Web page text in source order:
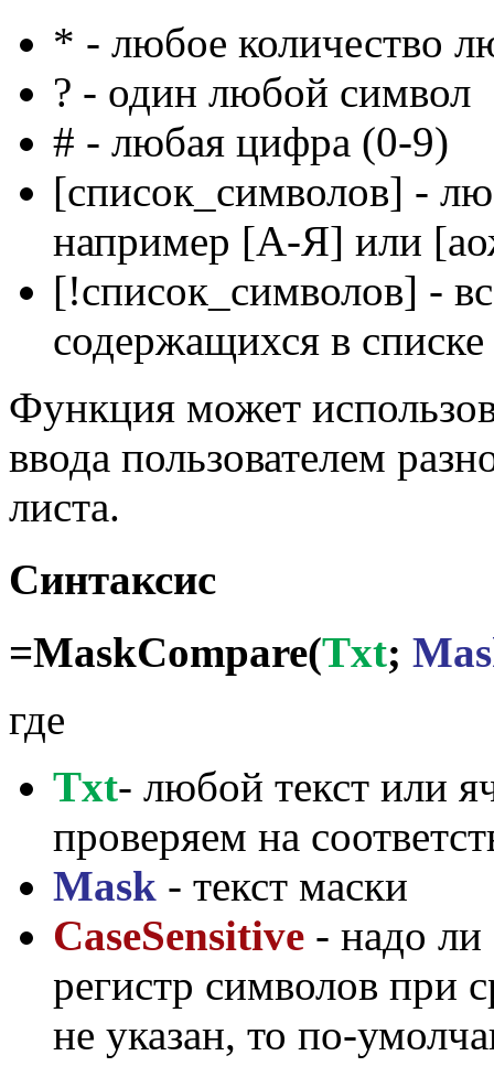
* - любое количество
? - один любой символ
# - любая цифра (0-9)
[список_символов] -
например [А-Я] или
[!список_символов] -
содержащихся в списке
Функция может
ввода пользователем
листа.
Синтаксис
=MaskCompare(Txt;
где
Txt- любой текст или
проверяем на
Mask - текст маски
CaseSensitive - надо ли
регистр символов при
не указан, то по-